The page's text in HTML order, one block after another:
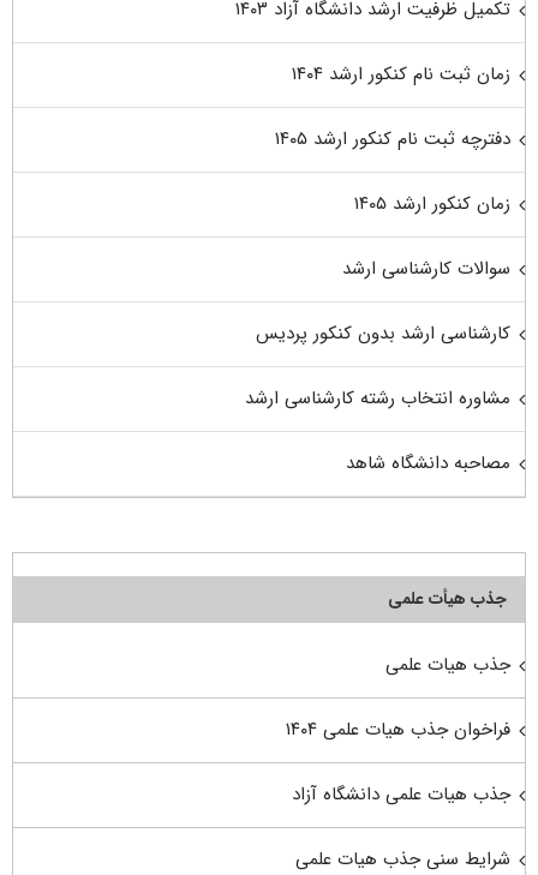
تکمیل ظرفیت ارشد دانشگاه آزاد ۱۴۰۳
زمان ثبت نام کنکور ارشد ۱۴۰۴
دفترچه ثبت نام کنکور ارشد ۱۴۰۵
زمان کنکور ارشد ۱۴۰۵
سوالات کارشناسی ارشد
کارشناسی ارشد بدون کنکور پردیس
مشاوره انتخاب رشته کارشناسی ارشد
مصاحبه دانشگاه شاهد
جذب هیأت علمی
جذب هیات علمی
فراخوان جذب هیات علمی ۱۴۰۴
جذب هیات علمی دانشگاه آزاد
شرایط سنی جذب هیات علمی